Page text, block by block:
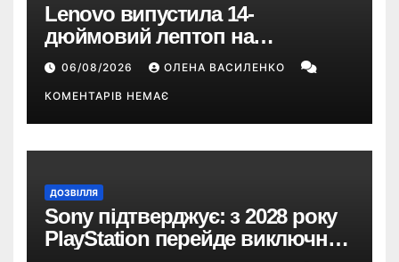
Lenovo випустила 14-
дюймовий лептоп на
Snapdragon X2 з автономністю
понад 33 години
06/08/2026 ОЛЕНА ВАСИЛЕНКО
КОМЕНТАРІВ НЕМАЄ
ДОЗВІЛЛЯ
Sony підтверджує: з 2028 року
PlayStation перейде виключно